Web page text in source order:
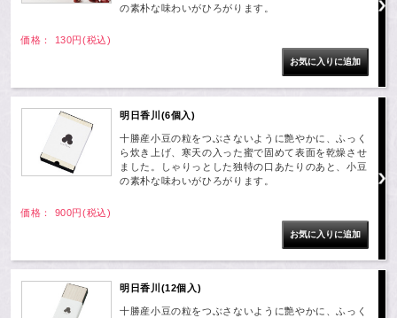
の素朴な味わいがひろがります。
価格： 130円(税込)
明日香川(6個入)
十勝産小豆の粒をつぶさないように艶やかに、ふっく
ら炊き上げ、寒天の入った蜜で固めて表面を乾燥させ
ました。しゃりっとした独特の口あたりのあと、小豆
の素朴な味わいがひろがります。
価格： 900円(税込)
明日香川(12個入)
十勝産小豆の粒をつぶさないように艶やかに、ふっく